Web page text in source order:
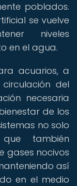
poblados.
se vuelve
niveles
en el agua.
acuarios, a
del
necesaria
de los
no solo
también
gases nocivos
así
en el medio